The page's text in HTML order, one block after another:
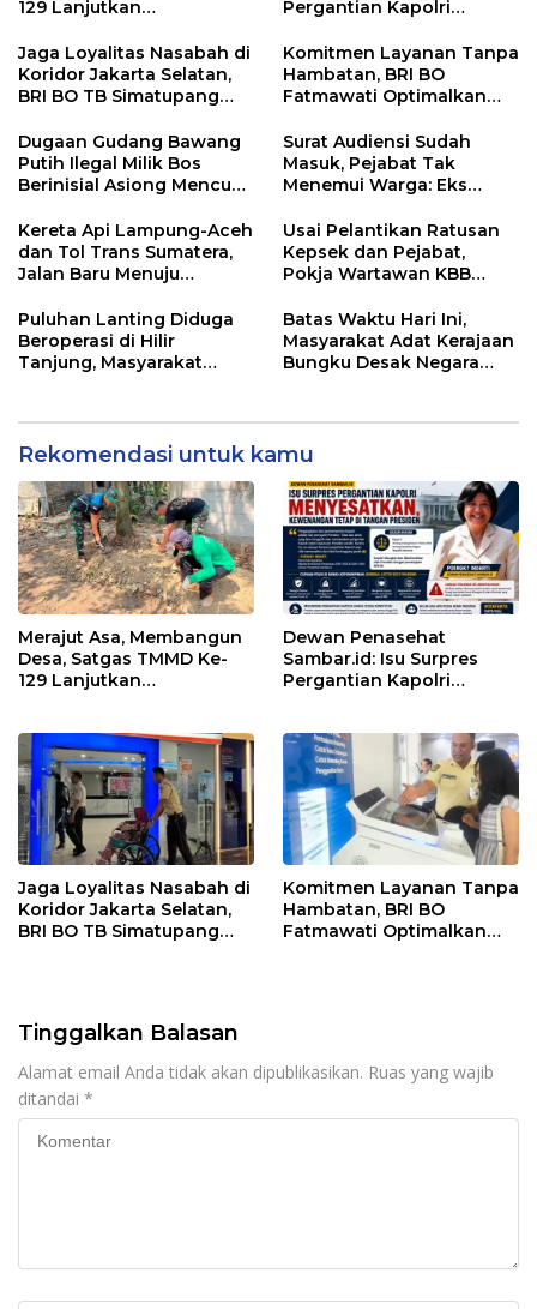
129 Lanjutkan
Pergantian Kapolri
Kewenangan Mutlak di
Tangan Presiden
Jaga Loyalitas Nasabah di
Koridor Jakarta Selatan,
BRI BO TB Simatupang
Komitmen Layanan Tanpa
Hambatan, BRI BO
Fatmawati Optimalkan
Setiap Lini
Dugaan Gudang Bawang
Putih Ilegal Milik Bos
Berinisial Asiong Mencuat,
Didesak Bertindak
Surat Audiensi Sudah
Masuk, Pejabat Tak
Menemui Warga: Eks
Pelayanan Dinas
Transmigrasi Luwu Timur
Kereta Api Lampung-Aceh
dan Tol Trans Sumatera,
Jalan Baru Menuju
Usai Pelantikan Ratusan
Kepsek dan Pejabat,
Pokja Wartawan KBB
Profesionalisme
Puluhan Lanting Diduga
Beroperasi di Hilir
Tanjung, Masyarakat
Batas Waktu Hari Ini,
Masyarakat Adat Kerajaan
Bungku Desak Negara
Rekomendasi untuk kamu
Merajut Asa, Membangun
Desa, Satgas TMMD Ke-
129 Lanjutkan
Dewan Penasehat
Sambar.id: Isu Surpres
Pergantian Kapolri
Tangan Presiden
Jaga Loyalitas Nasabah di
Koridor Jakarta Selatan,
BRI BO TB Simatupang
Komitmen Layanan Tanpa
Hambatan, BRI BO
Fatmawati Optimalkan
Tinggalkan Balasan
Alamat email Anda tidak akan dipublikasikan. Ruas yang wajib
ditandai *